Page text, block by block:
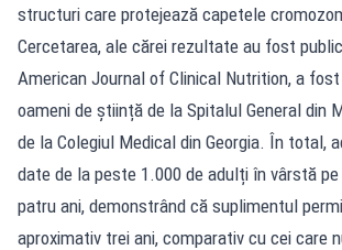
structuri care protejează capetele
Cercetarea, ale cărei rezultate au fost
American Journal of Clinical Nutrition, a
oameni de știință de la Spitalul General din
de la Colegiul Medical din Georgia. În total,
date de la peste 1.000 de adulți în vârstă pe
patru ani, demonstrând că suplimentul
aproximativ trei ani, comparativ cu cei care